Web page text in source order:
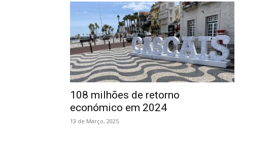
108 milhões de retorno
económico em 2024
13 de Março, 2025